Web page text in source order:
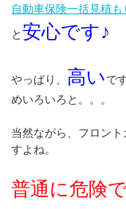
自動車保険一括見積も
と 安心です♪
やっぱり、 高いで
めいろいろと。。。
当然ながら、フロン
すよね。
普通に危険